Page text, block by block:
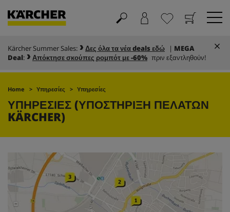
Καλάθι
Αγαπημένα
Kärcher Summer Sales: Δες όλα τα νέα deals εδώ | MEGA
Deal: Απόκτησε σκούπες ρομπότ με -60% πριν εξαντληθούν!
Home Υπηρεσίες Υπηρεσίες
ΥΠΗΡΕΣΙΕΣ (ΥΠΟΣΤΗΡΙΞΗ ΠΕΛΑΤΩΝ
KÄRCHER)